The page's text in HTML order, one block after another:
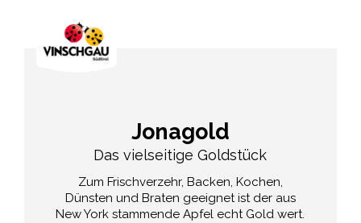
Jonagold
Das vielseitige Goldstück
Zum Frischverzehr, Backen, Kochen,
Dünsten und Braten geeignet ist der aus
New York stammende Apfel echt Gold wert.